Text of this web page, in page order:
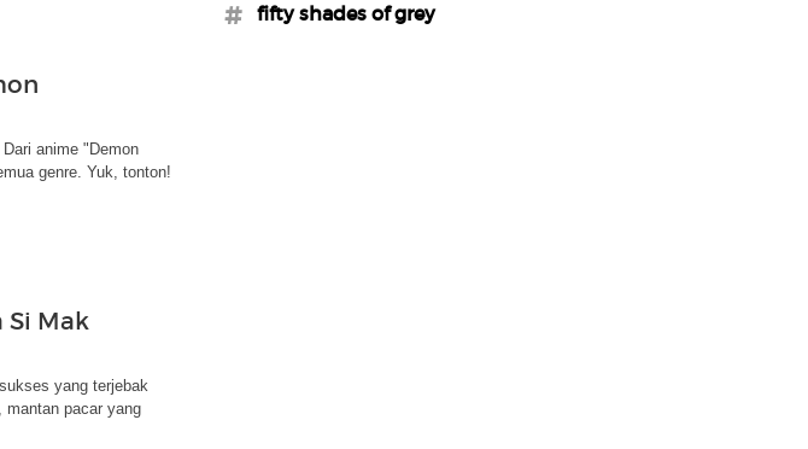
anime "Demon
genre. Yuk, tonton!
Si Mak
yang terjebak
mantan pacar yang
#fifty shades of grey